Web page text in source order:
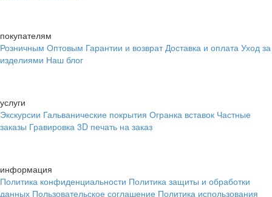
покупателям
Розничным Оптовым Гарантии и возврат Доставка и оплата Уход за
изделиями Наш блог
услуги
Экскурсии Гальванические покрытия Огранка вставок Частные
заказы Гравировка 3D печать на заказ
информация
Политика конфиденциальности Политика защиты и обработки
данных Пользовательское соглашение Политика использования